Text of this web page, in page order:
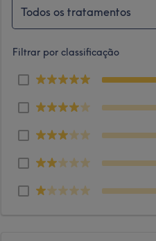
Todos os tratamentos
Filtrar por classificação